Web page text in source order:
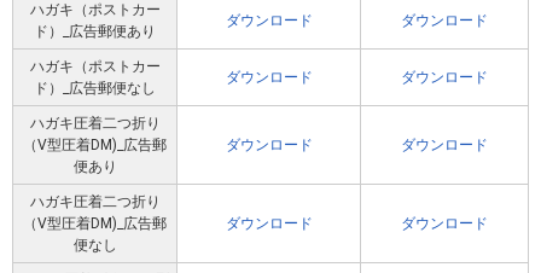
ハガキ（ポストカー
ド）_広告郵便あり
ダウンロード ダウンロード
ハガキ（ポストカー
ド）_広告郵便なし
ダウンロード ダウンロード
ハガキ圧着二つ折り
（V型圧着DM)_広告郵
便あり
ダウンロード ダウンロード
ハガキ圧着二つ折り
（V型圧着DM)_広告郵
便なし
ダウンロード ダウンロード